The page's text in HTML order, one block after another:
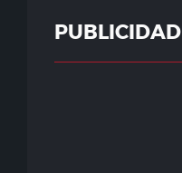
PUBLICIDAD